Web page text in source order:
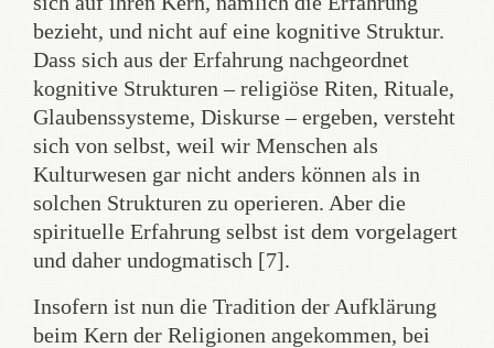
bezieht, und nicht auf eine kognitive Struktur.
Dass sich aus der Erfahrung nachgeordnet
kognitive Strukturen – religiöse Riten, Rituale,
Glaubenssysteme, Diskurse – ergeben, versteht
sich von selbst, weil wir Menschen als
Kulturwesen gar nicht anders können als in
solchen Strukturen zu operieren. Aber die
spirituelle Erfahrung selbst ist dem vorgelagert
und daher undogmatisch [7].
Insofern ist nun die Tradition der Aufklärung
beim Kern der Religionen angekommen, bei